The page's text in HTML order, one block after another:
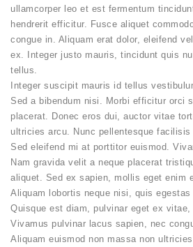
ullamcorper leo et est fermentum
hendrerit efficitur. Fusce aliquet
congue in. Aliquam erat dolor, eleifend
ex. Integer justo mauris, tincidunt quis
tellus.
Integer suscipit mauris id tellus
Sed a bibendum nisi. Morbi efficitur orci
placerat. Donec eros dui, auctor vitae
ultricies arcu. Nunc pellentesque
Sed eleifend mi at porttitor euismod.
Nam gravida velit a neque placerat
aliquet. Sed ex sapien, mollis eget enim
Aliquam lobortis neque nisi, quis
Quisque est diam, pulvinar eget ex
Vivamus pulvinar lacus sapien, nec
Aliquam euismod non massa non